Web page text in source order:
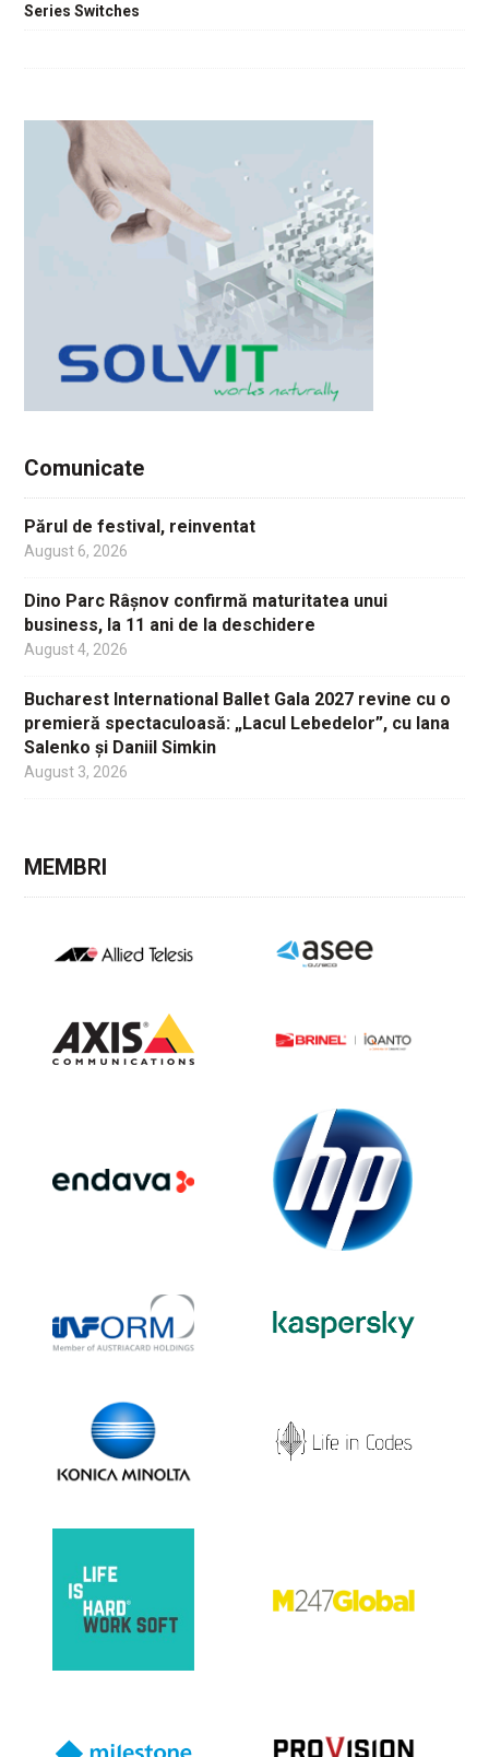
Series Switches
Comunicate
Părul de festival, reinventat
August 6, 2026
Dino Parc Râșnov confirmă maturitatea unui
business, la 11 ani de la deschidere
August 4, 2026
Bucharest International Ballet Gala 2027 revine cu o
premieră spectaculoasă: „Lacul Lebedelor”, cu Iana
Salenko și Daniil Simkin
August 3, 2026
MEMBRI